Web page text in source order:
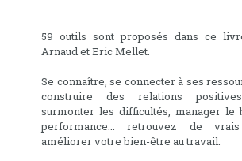
59 outils sont proposés dans ce
Arnaud et Eric Mellet.
Se connaître, se connecter à ses
construire des relations
surmonter les difficultés, manager le
performance... retrouvez de
améliorer votre bien-être au travail.